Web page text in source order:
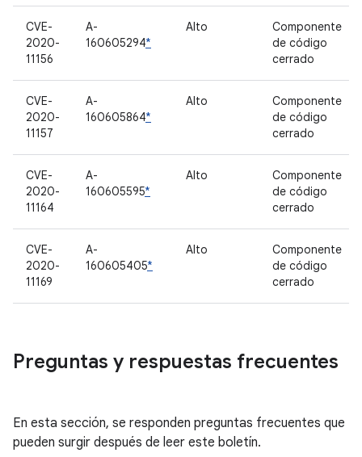
CVE-
2020-
11156
A-
160605294*
Alto
Componente
de código
cerrado
CVE-
2020-
11157
A-
160605864*
Alto
Componente
de código
cerrado
CVE-
2020-
11164
A-
160605595*
Alto
Componente
de código
cerrado
CVE-
2020-
11169
A-
160605405*
Alto
Componente
de código
cerrado
Preguntas y respuestas frecuentes
En esta sección, se responden preguntas frecuentes que
pueden surgir después de leer este boletín.